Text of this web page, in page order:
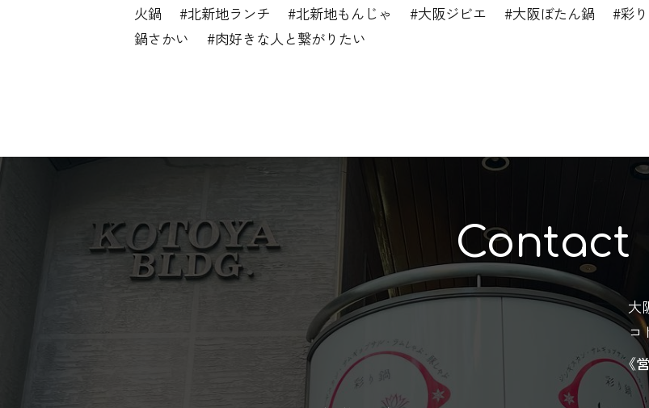
火鍋 #北新地ランチ #北新地もんじゃ #大阪ジビエ #大阪ぼたん鍋 #彩り
鍋さかい #肉好きな人と繋がりたい
Contact
大
コ
《